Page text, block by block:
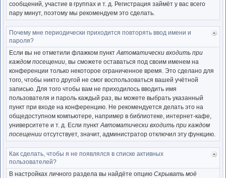
сообщений, участие в группах и т. д. Регистрация займёт у вас всего
пару минут, поэтому мы рекомендуем это сделать.
Почему мне периодически приходится повторять ввод имени и
пароля?
Если вы не отметили флажком пунктАвтоматически входить при
каждом посещении, вы сможете оставаться под своим именем на
конференции только некоторое ограниченное время. Это сделано для
того, чтобы никто другой не смог воспользоваться вашей учётной
записью. Для того чтобы вам не приходилось вводить имя
пользователя и пароль каждый раз, вы можете выбрать указанный
пункт при входе на конференцию. Не рекомендуется делать это на
общедоступном компьютере, например в библиотеке, интернет-кафе,
университете и т. д. Если пунктАвтоматически входить при каждом
посещении отсутствует, значит, администратор отключил эту функцию.
Как сделать, чтобы я не появлялся в списке активных
пользователей?
В настройках личного раздела вы найдёте опцию Скрывать моё